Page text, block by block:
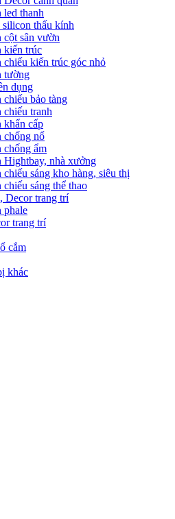
led thanh
silicon thấu kính
cột sân vườn
kiến trúc
chiếu kiến trúc góc nhỏ
tường
dụng
chiếu bảo tàng
chiếu tranh
khẩn cấp
chống nổ
chống ẩm
Hightbay, nhà xưởng
sáng kho hàng, siêu thị
sáng thể thao
Decor trang trí
phale
trang trí
cắm
khác